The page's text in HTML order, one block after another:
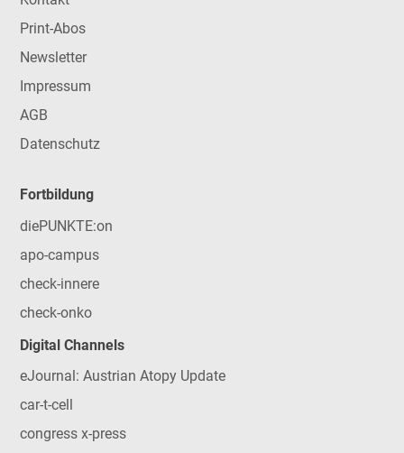
Print-Abos
Newsletter
Impressum
AGB
Datenschutz
Fortbildung
diePUNKTE:on
apo-campus
check-innere
check-onko
Digital Channels
eJournal: Austrian Atopy Update
car-t-cell
congress x-press